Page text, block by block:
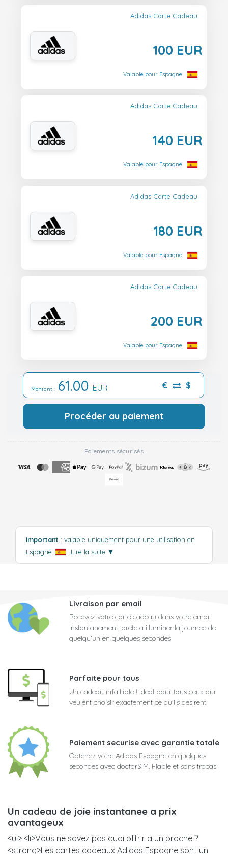
Adidas Carte Cadeau
100 EUR
Valable pour Espagne
Adidas Carte Cadeau
140 EUR
Valable pour Espagne
Adidas Carte Cadeau
180 EUR
Valable pour Espagne
Adidas Carte Cadeau
200 EUR
Valable pour Espagne
Montant : 61.00 EUR € $
Procéder au paiement
Paiements sécurisés
Important : valable uniquement pour une utilisation en
Espagne
Lire la suite ▼
Livraison par email
Recevez votre carte cadeau dans votre email
instantanement, prete a illuminer la journee de
quelqu'un en quelques secondes
Parfaite pour tous
Un cadeau infaillible ! Ideal pour tous ceux qui
veulent choisir exactement ce qu'ils desirent
Paiement securise avec garantie totale
Obtenez votre Adidas Espagne en quelques
secondes avec doctorSIM. Fiable et sans tracas
Un cadeau de joie instantanee a prix
avantageux
<ul> <li>Vous ne savez pas quoi offrir a un proche ?
<strong>Les cartes cadeaux Adidas Espagne sont un